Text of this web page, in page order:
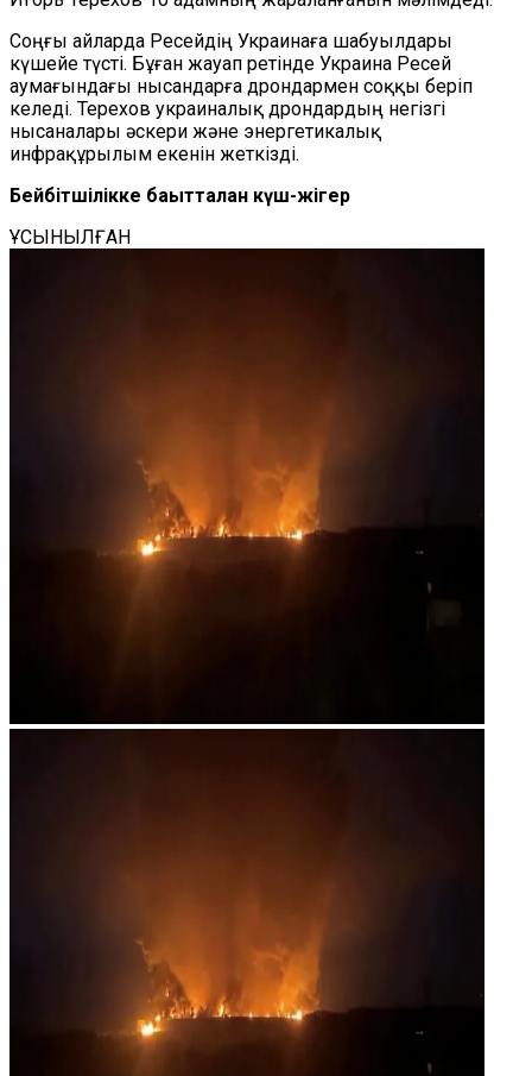
Соңғы айларда Ресейдің Украинаға шабуылдары
күшейе түсті. Бұған жауап ретінде Украина Ресей
аумағындағы нысандарға дрондармен соққы беріп
келеді. Терехов украиналық дрондардың негізгі
нысаналары әскери және энергетикалық
инфрақұрылым екенін жеткізді.
Бейбітшілікке бағытталған күш-жігер
ҰСЫНЫЛҒАН